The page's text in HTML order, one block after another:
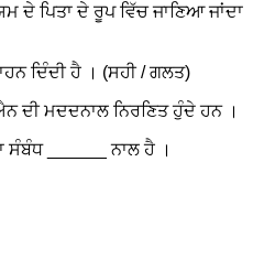
ਦੇ ਪਿਤਾ ਦੇ ਰੂਪ ਵਿੱਚ ਜਾਣਿਆ ਜਾਂਦਾ
ਦਿੰਦੀ ਹੈ । (ਸਹੀ / ਗਲਤ)
ਦੀ ਮਦਦਨਾਲ ਨਿਰਣਿਤ ਹੁੰਦੇ ਹਨ ।
ਸੰਬੰਧ ______ ਨਾਲ ਹੈ ।